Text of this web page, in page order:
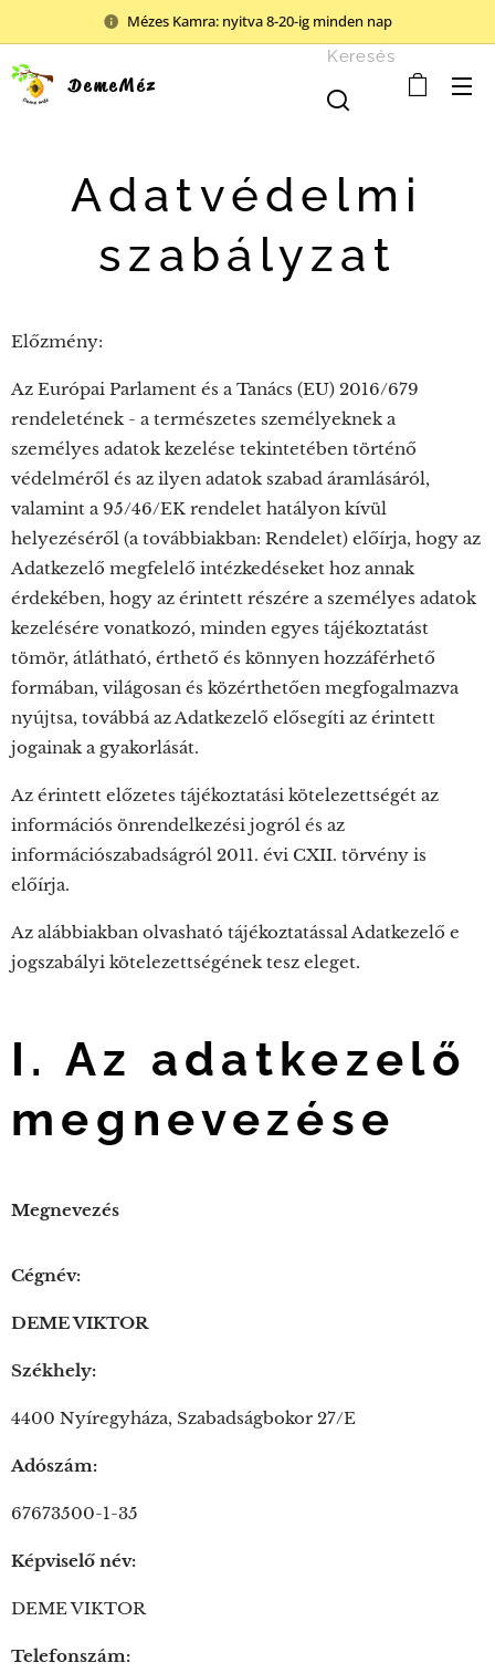
Mézes Kamra: nyitva 8-20-ig minden nap
DemeMéz
Keresés
Adatvédelmi
szabályzat
Előzmény:
Az Európai Parlament és a Tanács (EU) 2016/679
rendeletének - a természetes személyeknek a
személyes adatok kezelése tekintetében történő
védelméről és az ilyen adatok szabad áramlásáról,
valamint a 95/46/EK rendelet hatályon kívül
helyezéséről (a továbbiakban: Rendelet) előírja, hogy az
Adatkezelő megfelelő intézkedéseket hoz annak
érdekében, hogy az érintett részére a személyes adatok
kezelésére vonatkozó, minden egyes tájékoztatást
tömör, átlátható, érthető és könnyen hozzáférhető
formában, világosan és közérthetően megfogalmazva
nyújtsa, továbbá az Adatkezelő elősegíti az érintett
jogainak a gyakorlását.
Az érintett előzetes tájékoztatási kötelezettségét az
információs önrendelkezési jogról és az
információszabadságról 2011. évi CXII. törvény is
előírja.
Az alábbiakban olvasható tájékoztatással Adatkezelő e
jogszabályi kötelezettségének tesz eleget.
I. Az adatkezelő
megnevezése
Megnevezés
Cégnév:
DEME VIKTOR
Székhely:
4400 Nyíregyháza, Szabadságbokor 27/E
Adószám:
67673500-1-35
Képviselő név:
DEME VIKTOR
Telefonszám: